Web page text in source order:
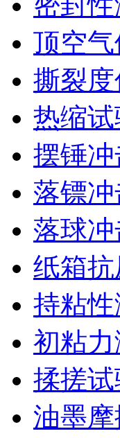
顶空
撕裂度
热缩试
摆锤
落镖
落球
纸箱
持粘
初粘
揉搓试
油墨